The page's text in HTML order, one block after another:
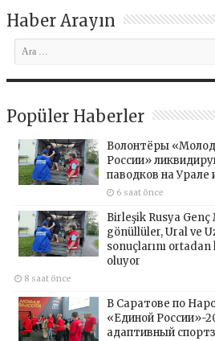
Haber Arayın
Popüler Haberler
Волонтёры
России»
паводков на Урале
6 saat önce
Birleşik Rusya Genç
gönüllüler, Ural ve
sonuçlarını
oluyor
8 saat önce
В Саратове по
«Единой России»-
адаптивный